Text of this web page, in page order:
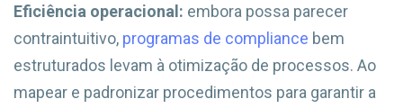
Eficiência operacional: embora possa parecer
contraintuitivo, programas de compliance bem
estruturados levam à otimização de processos. Ao
mapear e padronizar procedimentos para garantir a